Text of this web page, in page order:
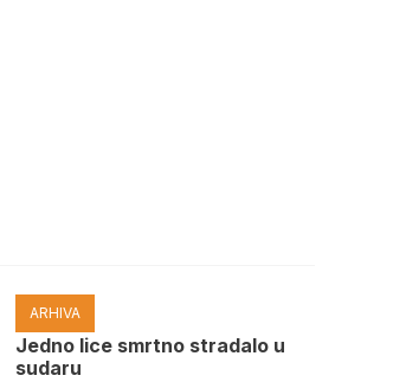
ARHIVA
Јedno lice smrtno stradalo u
sudaru